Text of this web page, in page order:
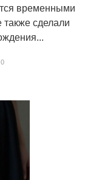
временными
сделали
0